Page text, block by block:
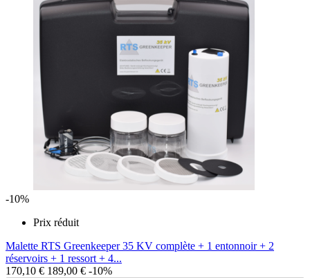
-10%
Prix réduit
Malette RTS Greenkeeper 35 KV complète + 1 entonnoir + 2
réservoirs + 1 ressort + 4...
170,10 € 189,00 € -10%